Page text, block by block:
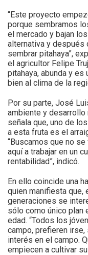
“Este proyecto
porque sembramos
el mercado y bajan
alternativa y después
sembrar pitahaya”,
el agricultor Felipe
pitahaya, abunda y es
bien al clima de la
Por su parte, José
ambiente y desarrollo
señala que, uno de
a esta fruta es el
“Buscamos que no
aquí a trabajar en un
rentabilidad”, indicó.
En ello coincide una
quien manifiesta que,
generaciones se
sólo como único plan
edad. “Todos los
campo, prefieren
interés en el campo.
empiecen a cultivar